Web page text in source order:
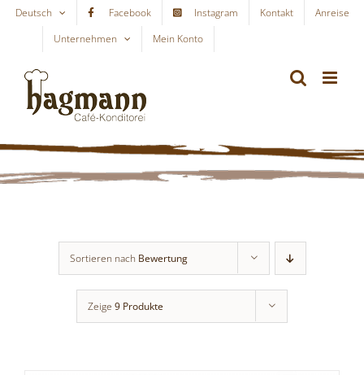
Skip
content
Deutsch Facebook Instagram Kontakt
Anreise
Unternehmen
Mein Konto
Sortieren nach Bewertung
Zeige 9 Produkte